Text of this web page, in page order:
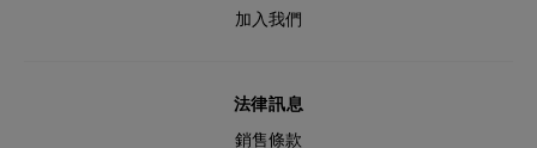
加入我們
法律訊息
銷售條款